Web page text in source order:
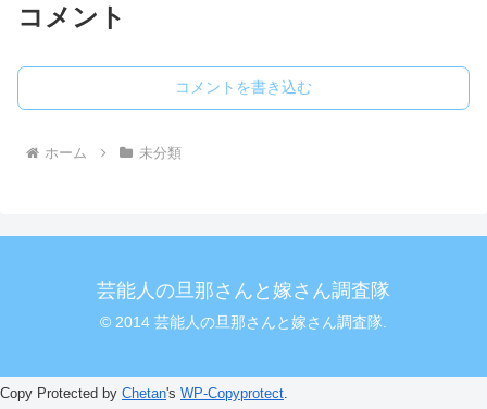
コメント
コメントを書き込む
ホーム 未分類
芸能人の旦那さんと嫁さん調査隊
© 2014 芸能人の旦那さんと嫁さん調査隊.
Copy Protected by Chetan's WP-Copyprotect.